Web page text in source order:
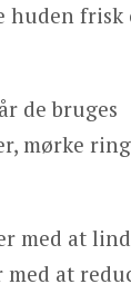
huden frisk
de bruges
mørke
med at
at